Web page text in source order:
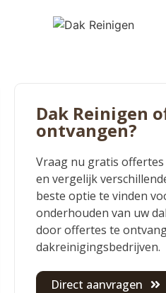
Dak Reinigen
ontvangen?
Vraag nu gratis
en vergelijk
beste optie te vinden
onderhouden van uw
door offertes te
dakreinigingsbedrijven.
Direct aanvragen